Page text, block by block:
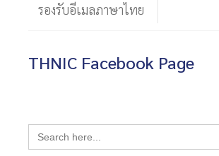
รองรับอีเมลภาษาไทย
THNIC Facebook Page
Search
for: